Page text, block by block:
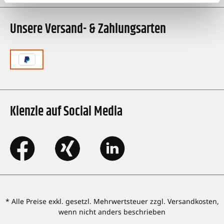
Kienzle auf Social Media
Unsere Versand- & Zahlungsarten
* Alle Preise exkl. gesetzl. Mehrwertsteuer zzgl. Versandkosten,
wenn nicht anders beschrieben